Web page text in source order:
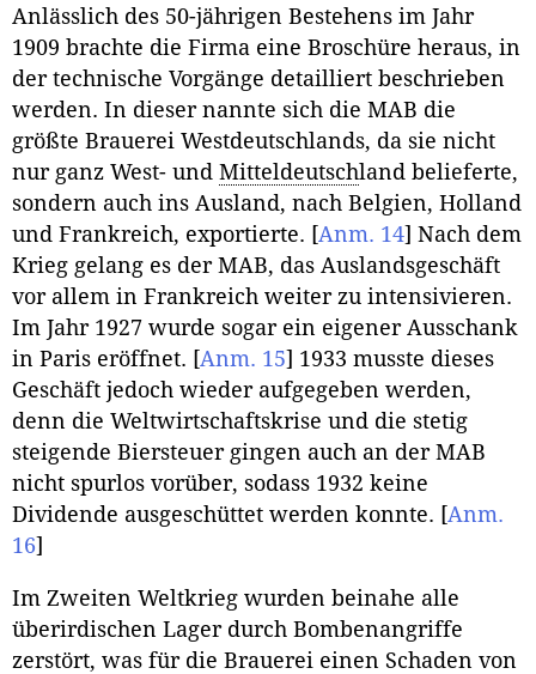
Anlässlich des 50-jährigen Bestehens im Jahr
1909 brachte die Firma eine Broschüre heraus, in
der technische Vorgänge detailliert beschrieben
werden. In dieser nannte sich die MAB die
größte Brauerei Westdeutschlands, da sie nicht
nur ganz West- und Mitteldeutschland belieferte,
sondern auch ins Ausland, nach Belgien, Holland
und Frankreich, exportierte. [Anm. 14] Nach dem
Krieg gelang es der MAB, das Auslandsgeschäft
vor allem in Frankreich weiter zu intensivieren.
Im Jahr 1927 wurde sogar ein eigener Ausschank
in Paris eröffnet. [Anm. 15] 1933 musste dieses
Geschäft jedoch wieder aufgegeben werden,
denn die Weltwirtschaftskrise und die stetig
steigende Biersteuer gingen auch an der MAB
nicht spurlos vorüber, sodass 1932 keine
Dividende ausgeschüttet werden konnte. [Anm.
16]
Im Zweiten Weltkrieg wurden beinahe alle
überirdischen Lager durch Bombenangriffe
zerstört, was für die Brauerei einen Schaden von